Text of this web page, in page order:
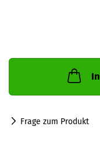
Frage zum Produkt